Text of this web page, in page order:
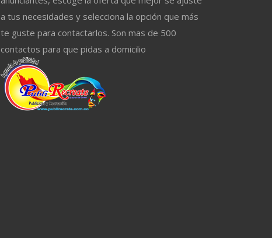
a tus necesidades y selecciona la opción que más
te guste para contactarlos. Son mas de 500
contactos para que pidas a domicilio